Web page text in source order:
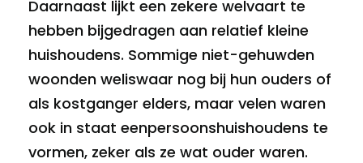
Daarnaast lijkt een zekere welvaart te
hebben bijgedragen aan relatief kleine
huishoudens. Sommige niet-gehuwden
woonden weliswaar nog bij hun ouders of
als kostganger elders, maar velen waren
ook in staat eenpersoonshuishoudens te
vormen, zeker als ze wat ouder waren.